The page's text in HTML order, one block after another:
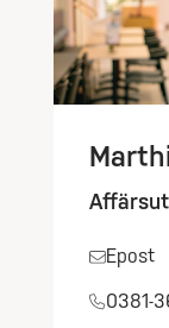
Epost
0381-